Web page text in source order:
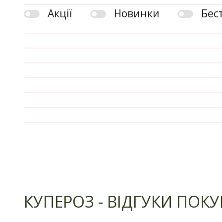
Акції Новинки
КУПЕРОЗ - ВІДГУКИ